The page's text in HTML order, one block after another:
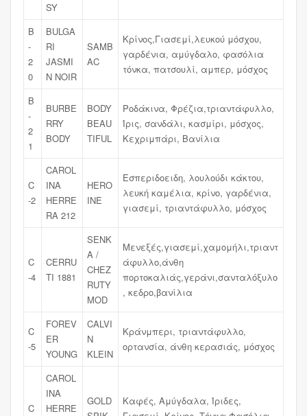
SY
B
-
2
0
BULGA
RI
JASMI
N NOIR
SAMB
AC
Κρίνος,Γιασεμί,λευκού μόσχου,
γαρδένια, αμύγδαλο, φασόλια
τόνκα, πατσουλί, αμπερ, μόσχος
B
-
2
1
BURBE
RRY
BODY
BODY
BEAU
TIFUL
Ροδάκινα, Φρέζια,τριαντάφυλλο,
Ίρις, σανδάλι, κασμίρι, μόσχος,
Κεχριμπάρι, Βανίλια
C
-2
CAROL
INA
HERRE
RA 212
HERO
INE
Εσπεριδοειδη, λουλούδι κάκτου,
λευκή καμέλια, κρίνο, γαρδένια,
γιασεμί, τριαντάφυλλο, μόσχος
C
-4
CERRU
TI 1881
SENK
A /
CHEZ
RUTY
MOD
Μενεξές,γιασεμί,χαμομήλι,τριαντ
άφυλλο,άνθη
πορτοκαλιάς,γεράνι,σανταλόξυλο
, κεδρο,βανίλια
C
-5
FOREV
ER
YOUNG
CALVI
N
KLEIN
Κράνμπερι, τριαντάφυλλο,
ορτανσία, άνθη κερασιάς, μόσχος
C
CAROL
INA
HERRE
GOLD
Καφές, Αμύγδαλα, Ίριδες,